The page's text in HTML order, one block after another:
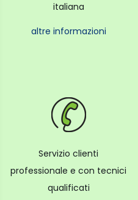
italiana
altre informazioni
Servizio clienti
professionale e con tecnici
qualificati